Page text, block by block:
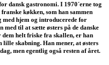
dansk gastronomi. I 1970´erne tog
køkken, som han sammen
med hjem og introducerede for
med til at sætte østers på de danske
helt friske fra skallen, er han
skabning. Han mener, at østers
men egentlig også resten af året.